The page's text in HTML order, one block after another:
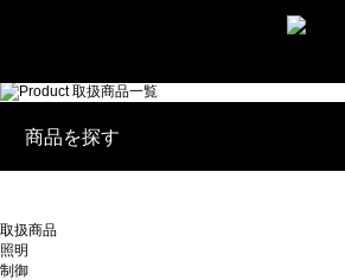
プライ
ム・スタ
社
商品を探す
取扱商品
照明
制御